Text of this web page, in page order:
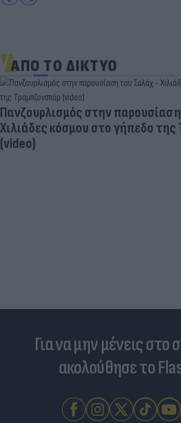
ΑΠΟ ΤΟ ΔΙΚΤΥΟ
Πανζουρλισμός στην
Χιλιάδες κόσμου στο γήπεδο
(video)
Για να μην μένεις στο
ακολούθησε το